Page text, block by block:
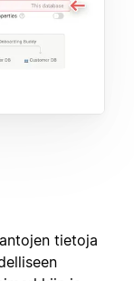
tietoja